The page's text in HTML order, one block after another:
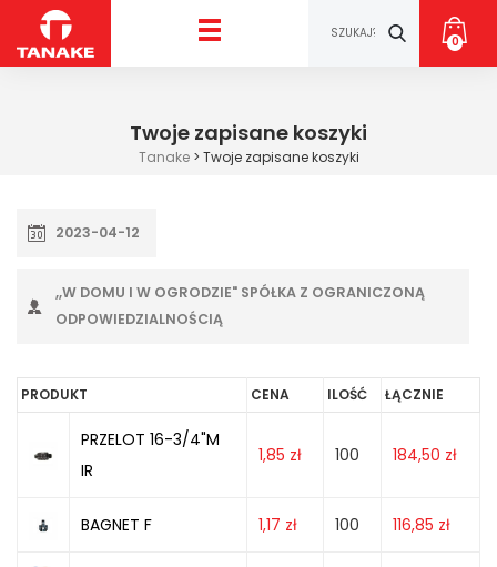
0
Twoje zapisane koszyki
Tanake> Twoje zapisane koszyki
2023-04-12
,,W DOMU I W OGRODZIE" SPÓŁKA Z OGRANICZONĄ
ODPOWIEDZIALNOŚCIĄ
PRODUKT CENA ILOŚĆ ŁĄCZNIE
PRZELOT 16-3/4"M
IR
1,85 zł 100 184,50 zł
BAGNET F 1,17 zł 100 116,85 zł